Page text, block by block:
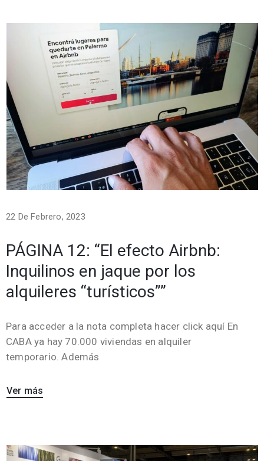
22 De Febrero, 2023
PÁGINA 12: “El efecto Airbnb:
Inquilinos en jaque por los
alquileres “turísticos””
Para acceder a la nota completa hacer click aquí En
CABA ya hay 70.000 viviendas en alquiler
temporario. Además
Ver más